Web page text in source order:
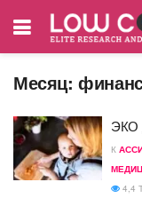
Месяц:
ЭКО
К
4,4